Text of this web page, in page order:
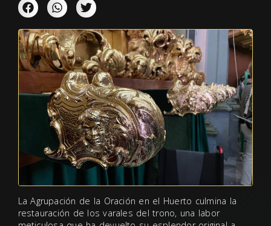
La Agrupación de la Oración en el Huerto culmina la
restauración de los varales del trono, una labor